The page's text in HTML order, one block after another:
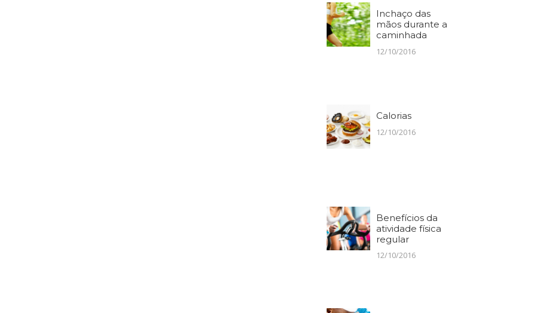
Inchaço das
mãos durante a
caminhada
12/10/2016
Calorias
12/10/2016
Benefícios da
atividade física
regular
12/10/2016